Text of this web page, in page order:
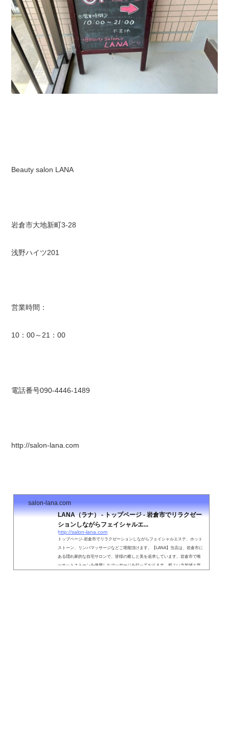
Beauty salon LANA
岩倉市大地新町3-28
浅野ハイツ201
営業時間：
10：00～21：00
電話番号090-4446-1489
http://salon-lana.com
salon-lana.com
LANA（ラナ） - トップページ - 岩倉市でリラクゼー
ションしながらフェイシャルエ...
http://salon-lana.com
トップページ-岩倉市でリラクゼーションしながらフェイシャルエステ、ホット
ストーン、リンパマッサージなどご堪能頂けます。【LANA】当店は、岩倉市に
ある隠れ家的な自宅サロンで、皆様の癒しと美を追求しています。岩倉市で唯
一ホットストーンを使用したマッサージを行っております。程よい力加減と気